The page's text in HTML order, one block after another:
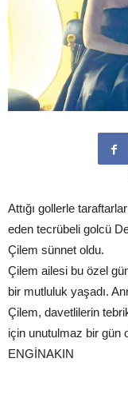
Attığı gollerle
eden tecrübeli golcü
Çilem sünnet oldu.
Çilem ailesi bu özel
bir mutluluk yaşadı.
Çilem, davetlilerin
için unutulmaz bir gün
ENGİNAKIN